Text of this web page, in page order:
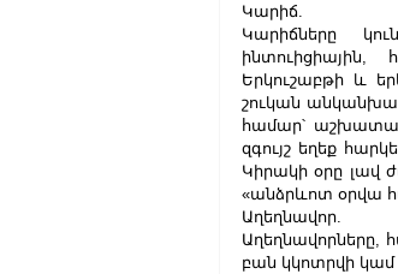
Կարիճ.
Կարիճները
Երկուշաբթի և
շուկան
համար՝
զգույշ եղեք
Կիրակի օրը լավ
«անձրևոտ օրվա
Աղեղնավոր.
Աղեղնավորները,
բան կկոտրվի